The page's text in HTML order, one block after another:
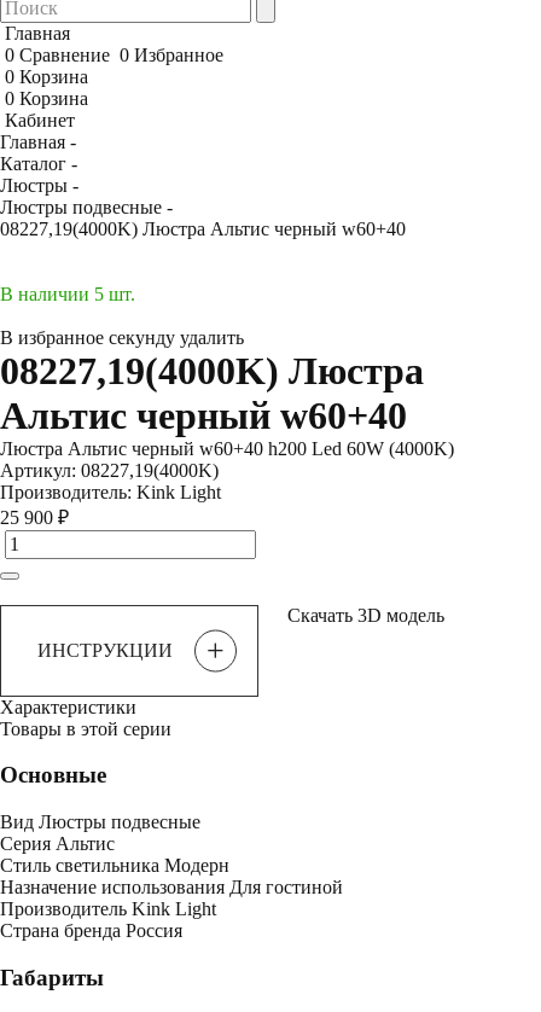
Главная
0 Сравнение 0 Избранное
0 Корзина
0 Корзина
Кабинет
Главная -
Каталог -
Люстры -
Люстры подвесные -
08227,19(4000K) Люстра Альтис черный w60+40
В наличии 5 шт.
В избранное секунду удалить
08227,19(4000K) Люстра
Альтис черный w60+40
Люстра Альтис черный w60+40 h200 Led 60W (4000K)
Артикул: 08227,19(4000K)
Производитель: Kink Light
25 900 ₽
ИНСТРУКЦИИ +
Скачать 3D модель
Характеристики
Товары в этой серии
Основные
Вид Люстры подвесные
Серия Альтис
Стиль светильника Модерн
Назначение использования Для гостиной
Производитель Kink Light
Страна бренда Россия
Габариты